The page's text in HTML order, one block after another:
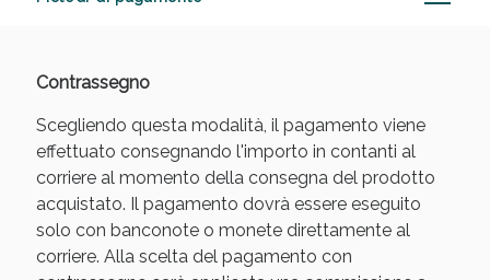
Contrassegno
Scegliendo questa modalità, il pagamento viene
effettuato consegnando l'importo in contanti al
corriere al momento della consegna del prodotto
acquistato. Il pagamento dovrà essere eseguito
solo con banconote o monete direttamente al
corriere. Alla scelta del pagamento con